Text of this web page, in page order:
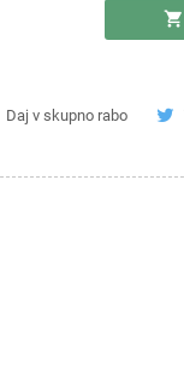
shopping_cart
Daj v skupno rabo